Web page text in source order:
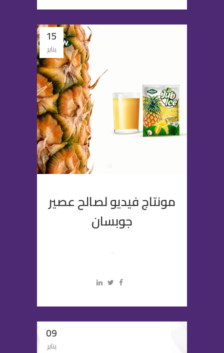
15
يناير
مونتاج فيديو لصالح عصير
جوبسان
...
09
يناير